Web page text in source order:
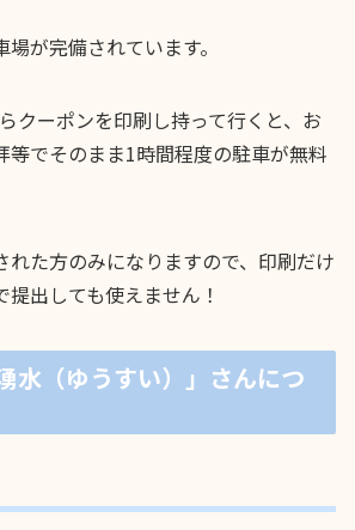
が完備されています。
クーポンを印刷し持って行くと、お
等でそのまま1時間程度の駐車が無料
れた方のみになりますので、印刷だけ
出しても使えません！
水（ゆうすい）」さんにつ